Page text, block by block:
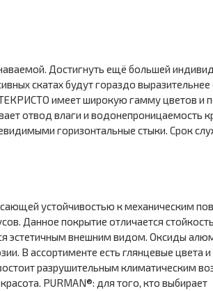
Достигнуть ещё большей
скатах будут гораздо выразительнее
имеет широкую гамму цветов и
отвод влаги и водонепроницаемость
горизонтальные стыки. Срок
устойчивостью к механическим
Данное покрытие отличается
эстетичным внешним видом. Оксиды
В ассортименте есть глянцевые цвета и
разрушительным климатическим
PURMAN®: для того, кто выбирает